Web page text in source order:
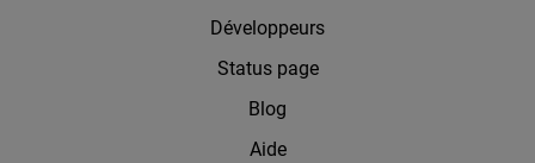
Développeurs
Status page
Blog
Aide